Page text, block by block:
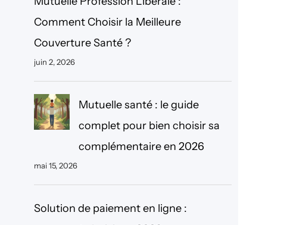
r
c
h
e
r
Comment Choisir la Meilleure
Couverture Santé ?
juin 2, 2026
Mutuelle santé : le guide
complet pour bien choisir sa
complémentaire en 2026
mai 15, 2026
Solution de paiement en ligne :